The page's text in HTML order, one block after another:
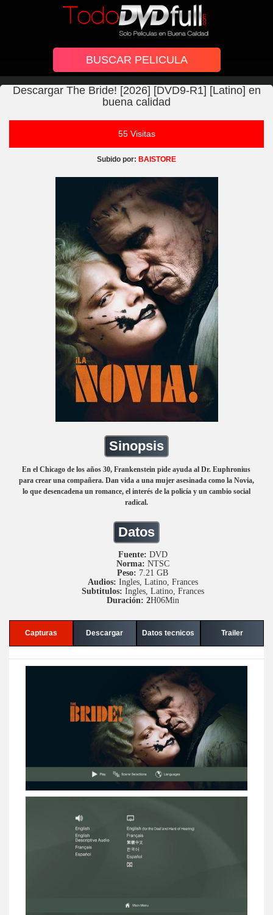
Descargar The Bride! [2026] [DVD9-R1] [Latino] en
buena calidad
55 Visitas
Subido por: BAISTORE
Sinopsis
En el Chicago de los años 30, Frankenstein pide ayuda al Dr. Euphronius
para crear una compañera. Dan vida a una mujer asesinada como la Novia,
lo que desencadena un romance, el interés de la policía y un cambio social
radical.
Datos
Fuente: DVD
Norma: NTSC
Peso: 7.21 GB
Audios: Ingles, Latino, Frances
Subtitulos: Ingles, Latino, Frances
Duración: 2H06Min
Capturas Descargar Datos tecnicos Trailer